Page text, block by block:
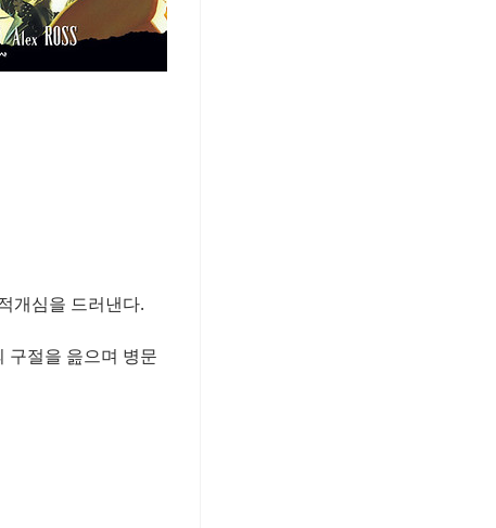
개심을 드러낸다.
구절을 읊으며 병문